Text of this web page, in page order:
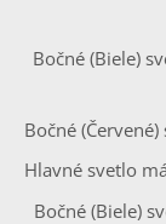
Bočné (Biele)
Bočné
Hlavné svetlo
Bočné (Biele)